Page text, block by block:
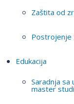
Zaštita od
Postrojenje
Edukacija
Saradnja
master